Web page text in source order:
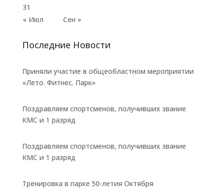
« Июл Сен »
31
Последние Новости
Приняли участие в общеобластном мероприятии
«Лето. Фитнес. Парк»
Поздравляем спортсменов, получивших звание
КМС и 1 разряд
Поздравляем спортсменов, получивших звание
КМС и 1 разряд
Тренировка в парке 50-летия Октября